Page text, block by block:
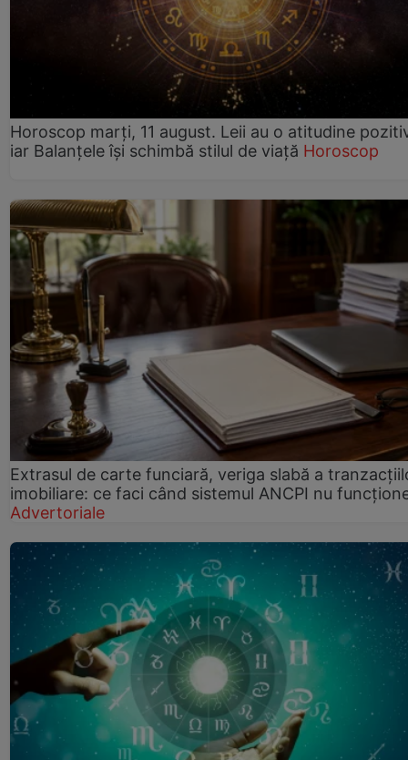
Horoscop marți, 11 august. Leii au o atitudine
iar Balanțele își schimbă stilul de viață Horoscop
Extrasul de carte funciară, veriga slabă a
imobiliare: ce faci când sistemul ANCPI nu
Advertoriale